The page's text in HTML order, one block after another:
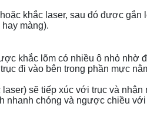
khắc laser, sau đó được gắn
màng).
khắc lõm có nhiều ô nhỏ nhờ
đi vào bên trong phần mực
sẽ tiếp xúc với trục và nhận
nhanh chóng và ngược chiều